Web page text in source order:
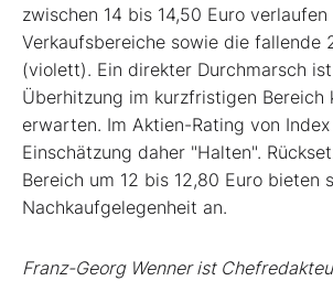
zwischen 14 bis 14,50 Euro
Verkaufsbereiche sowie die fallende
(violett). Ein direkter Durchmarsch
Überhitzung im kurzfristigen Bereich
erwarten. Im Aktien-Rating von
Einschätzung daher "Halten".
Bereich um 12 bis 12,80 Euro bieten
Nachkaufgelegenheit an.
Franz-Georg Wenner ist